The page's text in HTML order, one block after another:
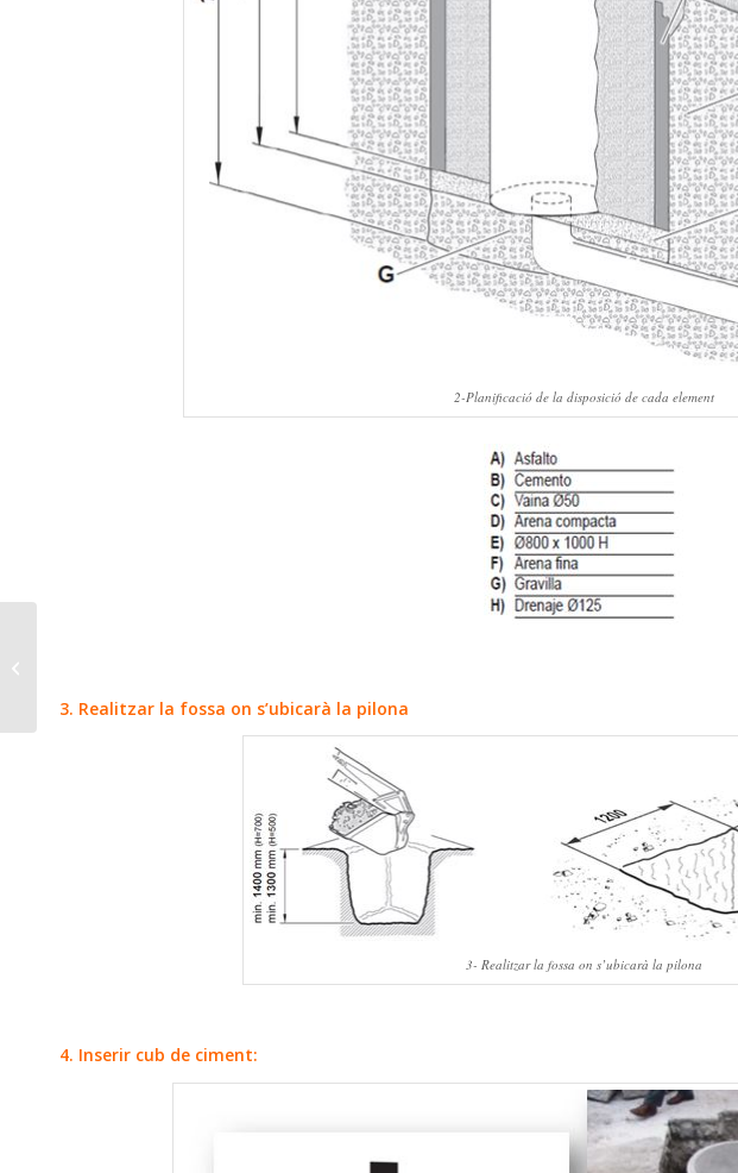
2-Planificació de la disposició de cada element
3. Realitzar la fossa on s’ubicarà la pilona
3- Realitzar la fossa on s’ubicarà la pilona
4. Inserir cub de ciment: